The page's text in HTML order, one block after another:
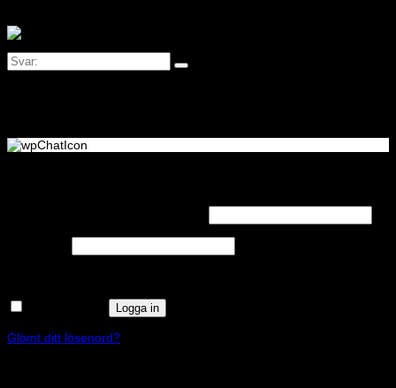
Logga in
Glömt ditt lösenord?